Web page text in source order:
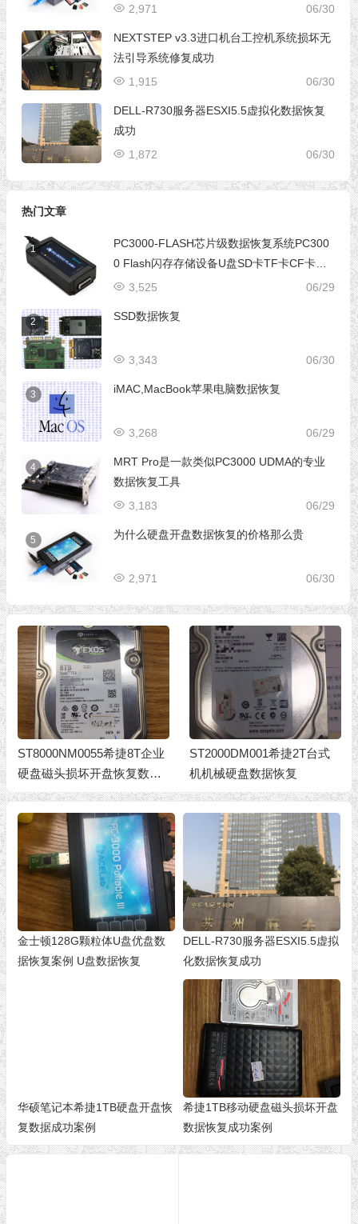
06/30
2,971
NEXTSTEP v3.3进口机台工控机系统损坏无
法引导系统修复成功
06/30
1,915
DELL-R730服务器ESXI5.5虚拟化数据恢复
成功
06/30
1,872
热门文章
1
PC3000-FLASH芯片级数据恢复系统PC300
0 Flash闪存存储设备U盘SD卡TF卡CF卡芯
片级数据恢复设备
06/29
3,525
2 SSD数据恢复
06/30
3,343
3 iMAC,MacBook苹果电脑数据恢复
06/29
3,268
4
MRT Pro是一款类似PC3000 UDMA的专业
数据恢复工具
06/29
3,183
5 为什么硬盘开盘数据恢复的价格那么贵
06/30
2,971
ST8000NM0055希捷8T企业
硬盘磁头损坏开盘恢复数据
成功
ST2000DM001希捷2T台式
机机械硬盘数据恢复
金士顿128G颗粒体U盘优盘数
据恢复案例 U盘数据恢复
DELL-R730服务器ESXI5.5虚拟
化数据恢复成功
华硕笔记本希捷1TB硬盘开盘恢
复数据成功案例
希捷1TB移动硬盘磁头损坏开盘
数据恢复成功案例